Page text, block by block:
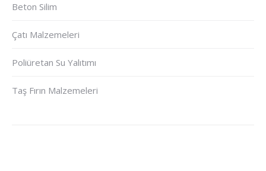
Beton Silim
Çatı Malzemeleri
Poliüretan Su Yalıtımı
Taş Fırın Malzemeleri